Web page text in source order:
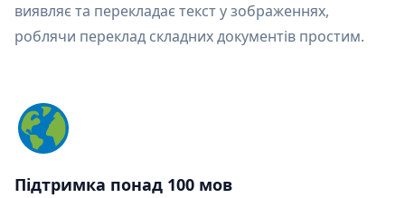
виявляє та перекладає текст у зображеннях,
роблячи переклад складних документів простим.
Підтримка понад 100 мов